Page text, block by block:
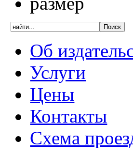
Об
Услуги
Цены
Контакты
Схема